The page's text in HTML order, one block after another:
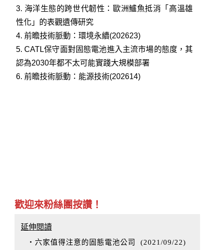
3. 海洋生態的跨世代韌性：歐洲鱸魚抵消「高溫雄
性化」的表觀遺傳研究
4. 前瞻技術脈動：環境永續(202623)
5.CATL保守面對固態電池進入主流市場的態度，其
認為2030年都不太可能實踐大規模部署
6. 前瞻技術脈動：能源技術(202614)
歡迎來粉絲團按讚！
延伸閱讀
‧六家值得注意的固態電池公司 (2021/09/22)